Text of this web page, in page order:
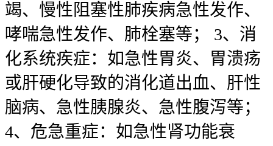
竭、慢性阻塞性肺疾病急性发作、
哮喘急性发作、肺栓塞等； 3、消
化系统疾症：如急性胃炎、胃溃疡
或肝硬化导致的消化道出血、肝性
脑病、急性胰腺炎、急性腹泻等；
4、危急重症：如急性肾功能衰